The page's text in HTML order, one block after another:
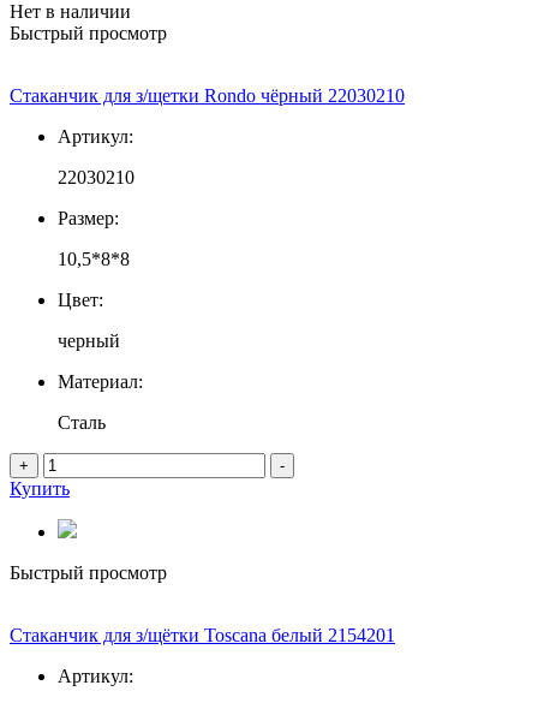
Нет в наличии
Быстрый просмотр
Стаканчик для з/щетки Rondo чёрный 22030210
Артикул:
22030210
Размер:
10,5*8*8
Цвет:
черный
Материал:
Сталь
+ -
Купить
Быстрый просмотр
Стаканчик для з/щётки Toscana белый 2154201
Артикул: